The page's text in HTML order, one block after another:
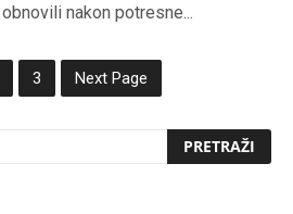
nakon potresne...
3 Next Page